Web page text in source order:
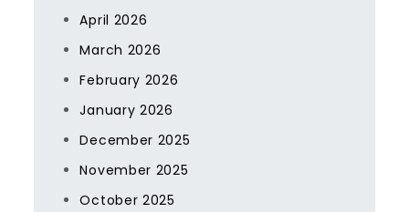
April 2026
March 2026
February 2026
January 2026
December 2025
November 2025
October 2025